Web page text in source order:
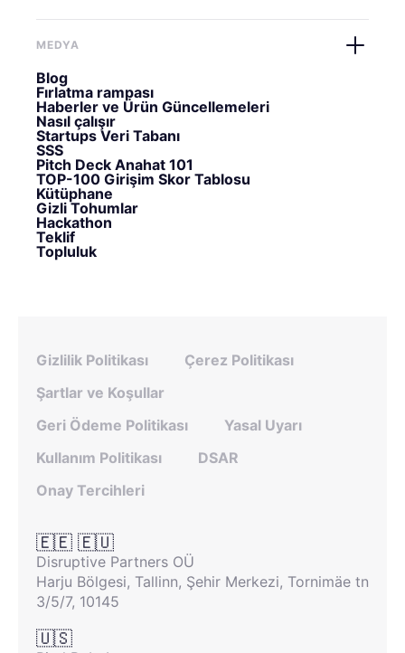
MEDYA
Blog
Fırlatma rampası
Haberler ve Ürün Güncellemeleri
Nasıl çalışır
Startups Veri Tabanı
SSS
Pitch Deck Anahat 101
TOP-100 Girişim Skor Tablosu
Kütüphane
Gizli Tohumlar
Hackathon
Teklif
Topluluk
Gizlilik Politikası
Çerez Politikası
Şartlar ve Koşullar
Geri Ödeme Politikası
Yasal Uyarı
Kullanım Politikası
DSAR
Onay Tercihleri
🇪🇪 🇪🇺
Disruptive Partners OÜ
Harju Bölgesi, Tallinn, Şehir Merkezi, Tornimäe tn
3/5/7, 10145
🇺🇸